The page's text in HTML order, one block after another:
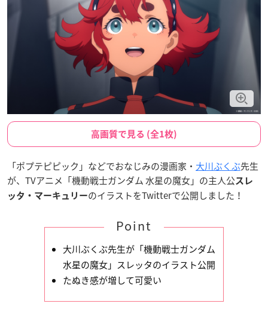
高画質で見る (全1枚)
「ポプテピピック」などでおなじみの漫画家・ 大川ぶくぶ先生
が、TVアニメ「機動戦士ガンダム 水星の魔女」の主人公 スレ
ッタ・マーキュリーのイラストをTwitterで公開しました！
Point
大川ぶくぶ先生が「機動戦士ガンダム
水星の魔女」スレッタのイラスト公開
たぬき感が増して可愛い